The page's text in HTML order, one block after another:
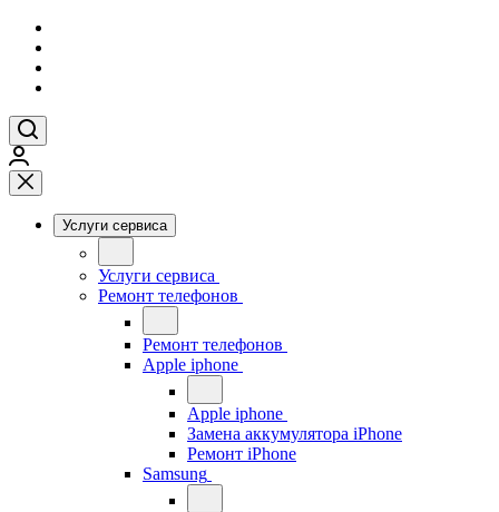
Услуги сервиса
Услуги сервиса
Ремонт телефонов
Ремонт телефонов
Apple iphone
Apple iphone
Замена аккумулятора iPhone
Ремонт iPhone
Samsung